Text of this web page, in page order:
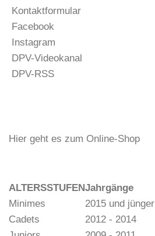
Kontaktformular
Facebook
Instagram
DPV-Videokanal
DPV-RSS
Hier geht es zum Online-Shop
ALTERSSTUFENJahrgänge
Minimes
2015 und jünger
Cadets
2012 - 2014